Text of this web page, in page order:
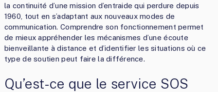
la continuité d’une mission d’entraide qui perdure depuis
1960, tout en s’adaptant aux nouveaux modes de
communication. Comprendre son fonctionnement permet
de mieux appréhender les mécanismes d’une écoute
bienveillante à distance et d’identifier les situations où ce
type de soutien peut faire la différence.
Qu’est-ce que le service SOS